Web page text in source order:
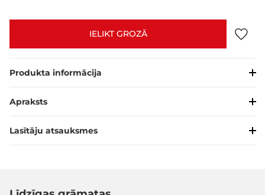
IELIKT GROZĀ
Produkta informācija
Apraksts
Lasītāju atsauksmes